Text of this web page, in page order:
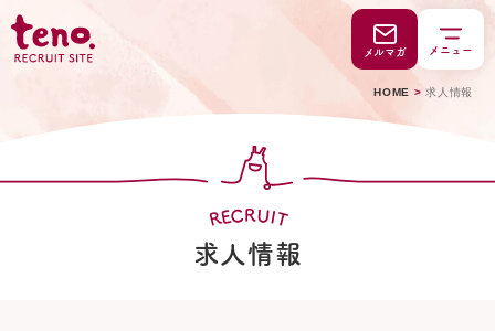
メルマガ メニュー
HOME > 求人情報
RECRUIT
求人情報